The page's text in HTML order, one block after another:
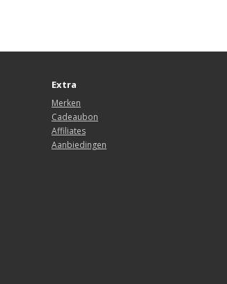
Extra
Merken
Cadeaubon
Affiliates
Aanbiedingen